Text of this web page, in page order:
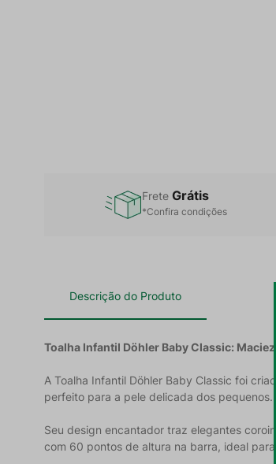
Frete Grátis
*Confira condições
Descrição do Produto
Toalha Infantil Döhler Baby Classic: Maciez
A Toalha Infantil Döhler Baby Classic foi
perfeito para a pele delicada dos pequenos.
Seu design encantador traz elegantes
com 60 pontos de altura na barra, ideal